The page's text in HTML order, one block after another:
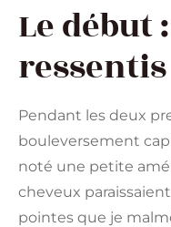
Le début
ressentis
Pendant les deux
bouleversement
noté une petite
cheveux paraissaient
pointes que je